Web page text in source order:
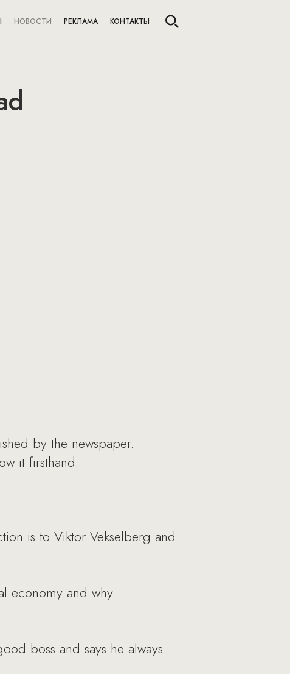
НОВОСТИ РЕКЛАМА КОНТАКТЫ
by the newspaper.
it firsthand.
is to Viktor Vekselberg and
economy and why
boss and says he always